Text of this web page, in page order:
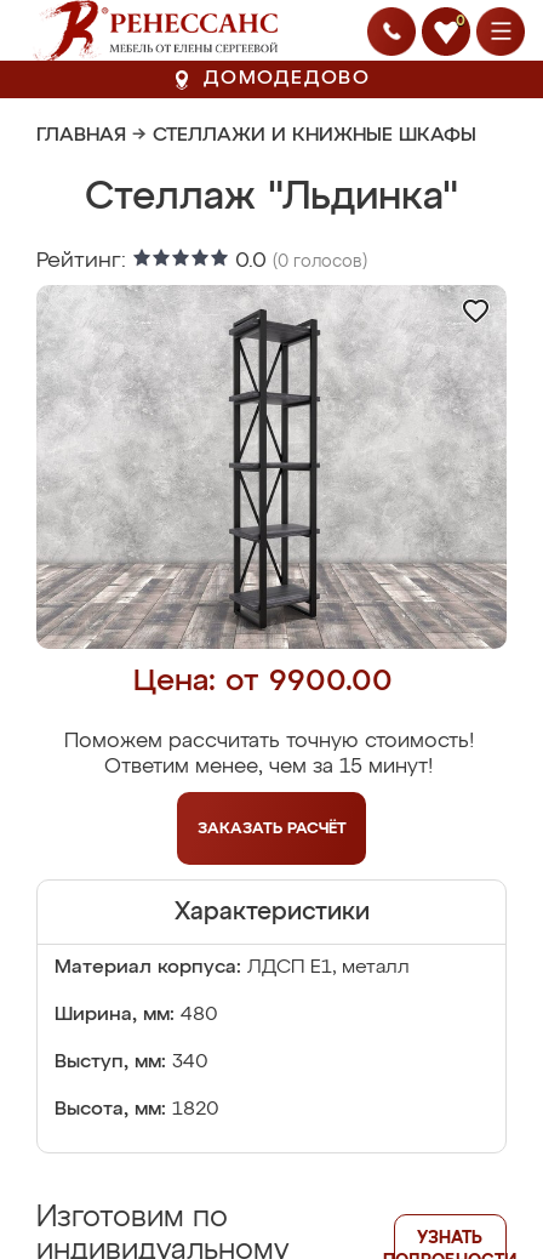
0
ДОМОДЕДОВО
ГЛАВНАЯ → СТЕЛЛАЖИ И КНИЖНЫЕ ШКАФЫ
Стеллаж "Льдинка"
Рейтинг: 0.0 (0 голосов)
Цена: от 9900.00
Поможем рассчитать точную стоимость!
Ответим менее, чем за 15 минут!
ЗАКАЗАТЬ РАСЧЁТ
Характеристики
Материал корпуса: ЛДСП Е1, металл
Ширина, мм: 480
Выступ, мм: 340
Высота, мм: 1820
Изготовим по
индивидуальному
УЗНАТЬ